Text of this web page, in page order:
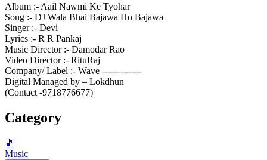
Album :- Aail Nawmi Ke Tyohar
Song :- DJ Wala Bhai Bajawa Ho Bajawa
Singer :- Devi
Lyrics :- R R Pankaj
Music Director :- Damodar Rao
Video Director :- RituRaj
Company/ Label :- Wave -------------
Digital Managed by – Lokdhun
(Contact -9718776677)
Category
🎵
Music